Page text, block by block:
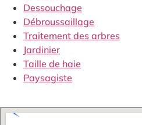
Dessouchage
Débroussaillage
Traitement des arbres
Jardinier
Taille de haie
Paysagiste